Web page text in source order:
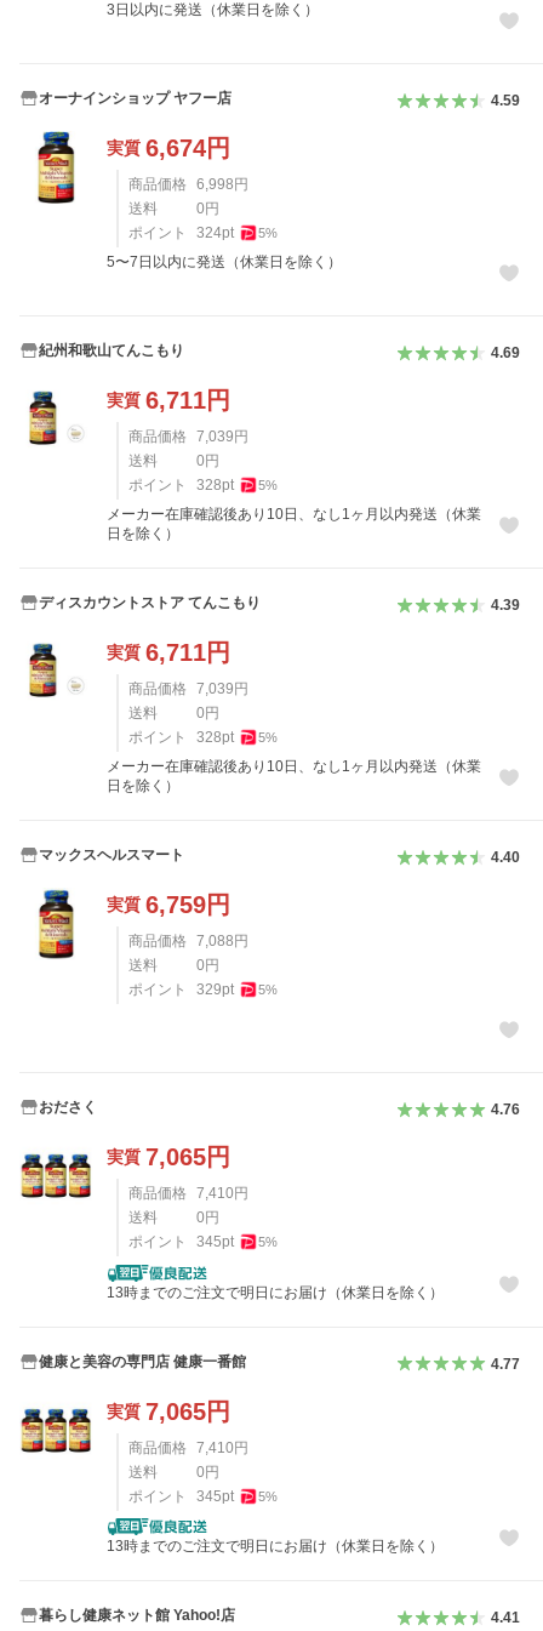
3日以内に発送（休業日を除く）
オーナインショップ ヤフー店 4.59
実質 6,674円
商品価格 6,998 円
送料
0 円
ポイント
324pt 5%
5〜7日以内に発送（休業日を除く）
紀州和歌山てんこもり 4.69
実質 6,711円
商品価格 7,039 円
送料
0 円
ポイント
328pt 5%
メーカー在庫確認後あり10日、なし1ヶ月以内発送（休業
日を除く）
ディスカウントストア てんこもり 4.39
実質 6,711円
商品価格 7,039 円
送料
0 円
ポイント
328pt 5%
メーカー在庫確認後あり10日、なし1ヶ月以内発送（休業
日を除く）
マックスヘルスマート 4.40
実質 6,759円
商品価格 7,088 円
送料
0 円
ポイント
329pt 5%
おださく 4.76
実質 7,065円
商品価格 7,410 円
送料
0 円
ポイント
345pt 5%
13時までのご注文で明日にお届け（休業日を除く）
健康と美容の専門店 健康一番館 4.77
実質 7,065円
商品価格 7,410円
送料
0円
ポイント
345pt 5%
13時までのご注文で明日にお届け（休業日を除く）
暮らし健康ネット館 Yahoo!店 4.41